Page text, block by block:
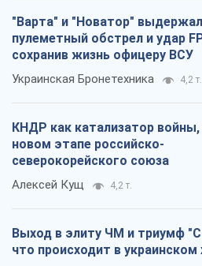
"Варта" и "Новатор"
пулеметный обстрел и удар
сохранив жизнь офицеру ВСУ
Украинская Бронетехника 4,2 т.
КНДР как катализатор войны,
новом этапе российско-
северокорейского союза
Алексей Кущ 4,2 т.
Выход в элиту ЧМ и триумф
что происходит в украинском